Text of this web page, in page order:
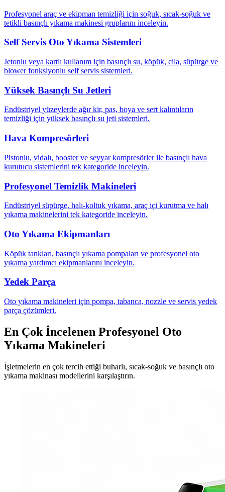
Profesyonel araç ve ekipman temizliği için soğuk, sıcak-soğuk ve
tetikli basınçlı yıkama makinesi gruplarını inceleyin.
Self Servis Oto Yıkama Sistemleri
Jetonlu veya kartlı kullanım için basınçlı su, köpük, cila, süpürge ve
blower fonksiyonlu self servis sistemleri.
Yüksek Basınçlı Su Jetleri
Endüstriyel yüzeylerde ağır kir, pas, boya ve sert kalıntıların
temizliği için yüksek basınçlı su jeti sistemleri.
Hava Kompresörleri
Pistonlu, vidalı, booster ve seyyar kompresörler ile basınçlı hava
kurutucu sistemlerini tek kategoride inceleyin.
Profesyonel Temizlik Makineleri
Endüstriyel süpürge, halı-koltuk yıkama, araç içi kurutma ve halı
yıkama makinelerini tek kategoride inceleyin.
Oto Yıkama Ekipmanları
Köpük tankları, basınçlı yıkama pompaları ve profesyonel oto
yıkama yardımcı ekipmanlarını inceleyin.
Yedek Parça
Oto yıkama makineleri için pompa, tabanca, nozzle ve servis yedek
parça çözümleri.
En Çok İncelenen Profesyonel Oto
Yıkama Makineleri
İşletmelerin en çok tercih ettiği buharlı, sıcak-soğuk ve basınçlı oto
yıkama makinası modellerini karşılaştırın.